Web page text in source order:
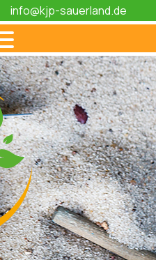
info@kjp-sauerland.de